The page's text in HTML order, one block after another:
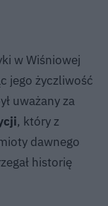
w Wiśniowej
jego życzliwość
uważany za
, który z
dawnego
historię